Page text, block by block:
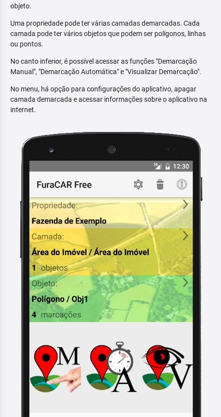
objeto.
Uma propriedade pode ter várias camadas demarcadas. Cada
camada pode ter vários objetos que podem ser polígonos, linhas
ou pontos.
No canto inferior, é possível acessar as funções "Demarcação
Manual", "Demarcação Automática" e "Visualizar Demarcação".
No menu, há opção para configurações do aplicativo, apagar
camada demarcada e acessar informações sobre o aplicativo na
internet.